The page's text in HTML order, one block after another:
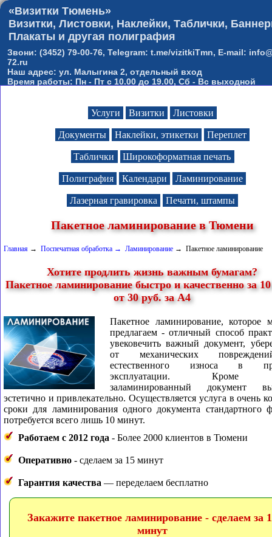
«Визитки Тюмень»
Визитки, Листовки, Наклейки, Таблички,
Плакаты и другая полиграфия
Звони: (3452) 79-00-76, Telegram: t.me/vizitkiTmn, E-mail:
72.ru
Наш адрес: ул. Малыгина 2, отдельный вход
Время работы: Пн - Пт с 10.00 до 19.00, Сб - Вс выходной
Услуги Визитки Листовки
Документы Наклейки, этикетки Переплет
Таблички Широкоформатная печать
Полиграфия Календари Ламинирование
Лазерная гравировка Печати, штампы
Пакетное ламинирование в Тюмени
Главная → Поспечатная обработка → Ламинирование → Пакетное ламинирование
Хотите продлить жизнь важным бумагам?
Пакетное ламинирование быстро и качественно за
от 30 руб. за А4
Пакетное ламинирование, которое
предлагаем - отличный способ
увековечить важный документ,
от механических
естественного износа в
эксплуатации. Кроме
заламинированный документ
эстетично и привлекательно. Осуществляется услуга в очень
сроки для ламинирования одного документа стандартного
потребуется всего лишь 10 минут.
Работаем с 2012 года - Более 2000 клиентов в Тюмени
Оперативно - сделаем за 15 минут
Гарантия качества — переделаем бесплатно
Закажите пакетное ламинирование - сделаем за
минут